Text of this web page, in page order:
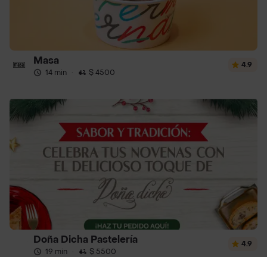
Masa
14 min · $ 4500
4.9
Doña Dicha Pastelería
19 min · $ 5500
4.9